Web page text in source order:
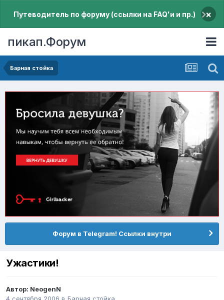
Путеводитель по форуму (ссылки на FAQ'и и пр.) ×
пикап.Форум
Барная стойка
Форум в Telegram! Ссылки внутри
Ужастики!
Автор: NeogenN